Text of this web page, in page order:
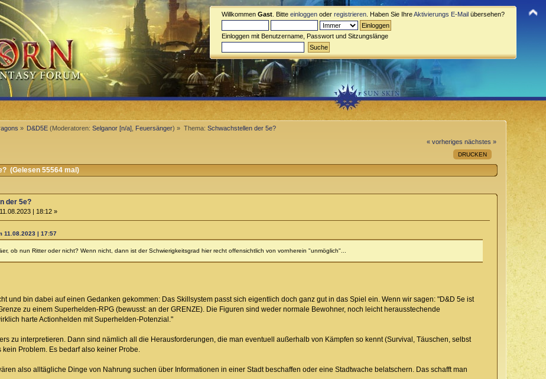
Willkommen Gast . Bitte einloggen oder registrieren . Haben Sie IhreAktivierungs E-Mail übersehen?
Einloggen mit Benutzername, Passwort und Sitzungslänge
» D&D5E (Moderatoren:Selganor [n/a] Feuersänger) » Thema: Schwachstellen der 5e?
« vorheriges nächstes »
DRUCKEN
(Gelesen 55564 mal)
der 5e?
11.08.2023 | 18:12 »
11.08.2023 | 17:57
ob nun Ritter oder nicht? Wenn nicht, dann ist der Schwierigkeitsgrad hier recht offensichtlich von vornherein "unmöglich"...
und bin dabei auf einen Gedanken gekommen: Das Skillsystem passt sich eigentlich doch ganz gut in das Spiel ein. Wenn wir sagen: "D&D 5e ist
zu einem Superhelden-RPG (bewusst: an der GRENZE). Die Figuren sind weder normale Bewohner, noch leicht herausstechende
harte Actionhelden mit Superhelden-Potenzial."
zu interpretieren. Dann sind nämlich all die Herausforderungen, die man eventuell außerhalb von Kämpfen so kennt (Survival, Täuschen, selbst
kein Problem. Es bedarf also keiner Probe.
also alltägliche Dinge von Nahrung suchen über Informationen in einer Stadt beschaffen oder eine Stadtwache belatschern. Das schafft man